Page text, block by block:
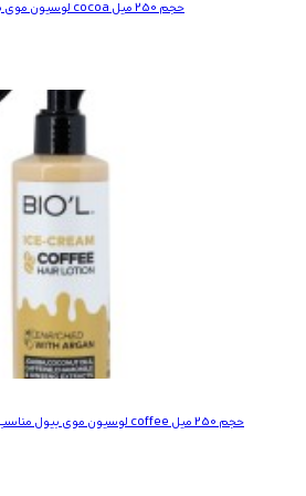
لوسیون موی بیول مناسب موهای آسیب دیده مدل cocoa حجم 250 میل
لوسیون موی بیول مناسب موهای رنگ شده و آسیب دیده مدل coffee حجم 250 میل